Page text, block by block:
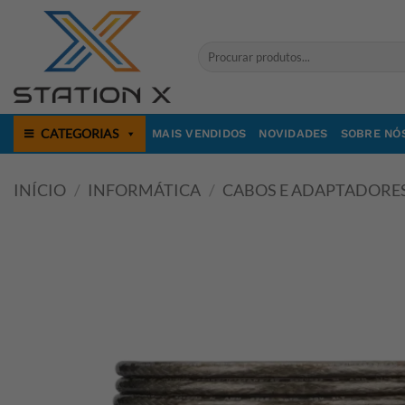
Pesquisar
CATEGORIAS MAIS VENDIDOS NOVIDADES SOBRE
INÍCIO / INFORMÁTICA / CABOS E